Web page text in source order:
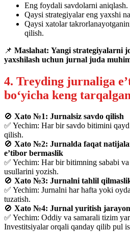
Eng foydali savdolarni aniqlash.
Qaysi strategiyalar eng yaxshi
Qaysi xatolar
qilish.
📌 Maslahat: Yangi strategiyalarni
yaxshilash uchun jurnal juda
4. Treyding jurnaliga
bo‘yicha keng
🚫 Xato №1: Jurnalsiz savdo qilish
✅ Yechim: Har bir savdo bitimini
qilish.
🚫 Xato №2: Jurnalda faqat
e’tibor bermaslik
✅ Yechim: Har bir bitimning sababi
usullarini yozish.
🚫 Xato №3: Jurnalni tahlil
✅ Yechim: Jurnalni har hafta yoki
tuzatish.
🚫 Xato №4: Jurnal yuritish
✅ Yechim: Oddiy va samarali tizim
Investitsiyalar orqali qanday qilib pul